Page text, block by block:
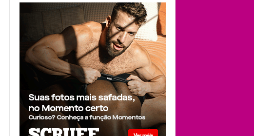
quatro meses sem
saber: “Idiotice da
minha parte”
STF: Ministro
Cristiano Zanin vota
para derrubar lei que
proíbe atletas
transgênero em
competições de
Londrina